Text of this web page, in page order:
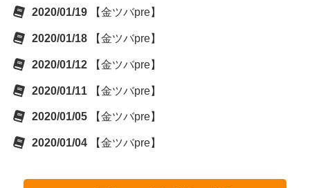
2020/01/19 【金ツバpre】
2020/01/18 【金ツバpre】
2020/01/12 【金ツバpre】
2020/01/11 【金ツバpre】
2020/01/05 【金ツバpre】
2020/01/04 【金ツバpre】